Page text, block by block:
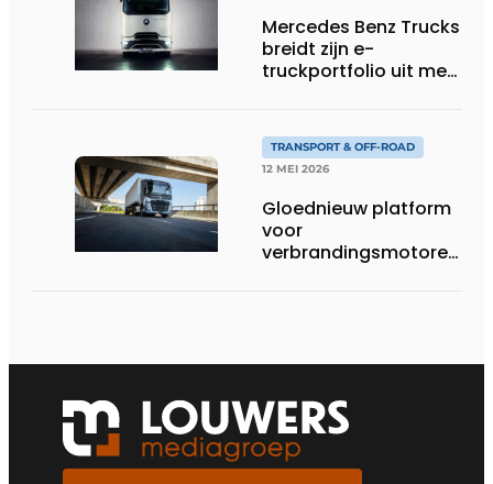
Mercedes Benz Trucks
breidt zijn e-
truckportfolio uit met
TRANSPORT & OFF-ROAD
12 MEI 2026
Gloednieuw platform
voor
verbrandingsmotoren
breed scala aan
brandstoffen